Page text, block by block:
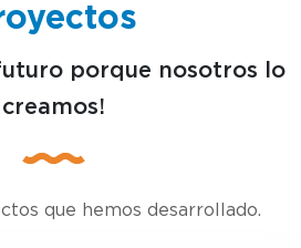
porque nosotros lo
creamos!
que hemos desarrollado.